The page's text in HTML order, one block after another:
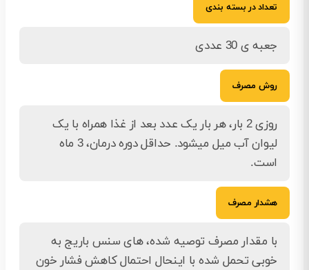
تعداد در بسته بندی
جعبه ی 30 عددی
روش مصرف
روزی 2 بار، هر بار یک عدد بعد از غذا همراه با یک
لیوان آب میل می­شود. حداقل دوره درمان، 3 ماه
است.
هشدار مصرف
با مقدار مصرف توصیه شده، های ­سنس باریج به
خوبی تحمل شده با این­حال احتمال کاهش فشار خون